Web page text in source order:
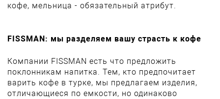
кофе, мельница - обязательный атрибут.
FISSMAN: мы разделяем вашу страсть к кофе
Компании FISSMAN есть что предложить
поклонникам напитка. Тем, кто предпочитает
варить кофе в турке, мы предлагаем изделия,
отличающиеся по емкости, но одинаково